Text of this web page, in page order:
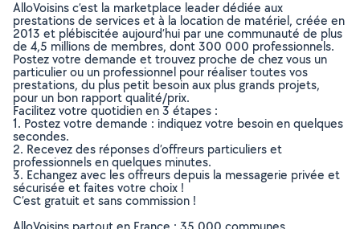
AlloVoisins c’est la marketplace leader dédiée aux
prestations de services et à la location de matériel, créée en
2013 et plébiscitée aujourd’hui par une communauté de plus
de 4,5 millions de membres, dont 300 000 professionnels.
Postez votre demande et trouvez proche de chez vous un
particulier ou un professionnel pour réaliser toutes vos
prestations, du plus petit besoin aux plus grands projets,
pour un bon rapport qualité/prix.
Facilitez votre quotidien en 3 étapes :
1. Postez votre demande : indiquez votre besoin en quelques
secondes.
2. Recevez des réponses d’offreurs particuliers et
professionnels en quelques minutes.
3. Echangez avec les offreurs depuis la messagerie privée et
sécurisée et faites votre choix !
C’est gratuit et sans commission !